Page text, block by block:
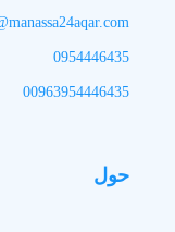
0954446435
00963954446435
حول